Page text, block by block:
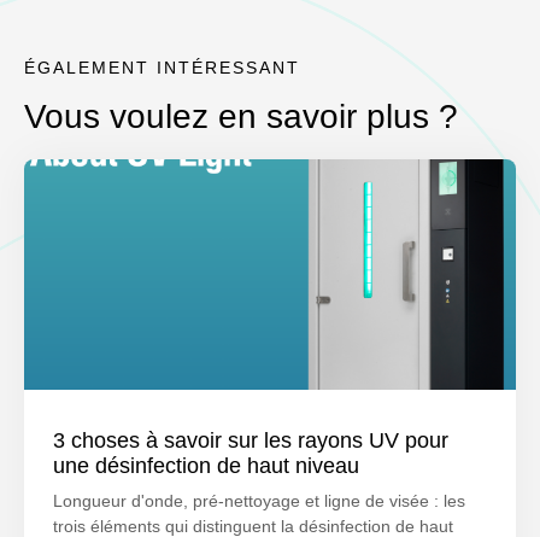
ÉGALEMENT INTÉRESSANT
Vous voulez en savoir plus ?
3 choses à savoir sur les rayons UV pour
une désinfection de haut niveau
Longueur d'onde, pré-nettoyage et ligne de visée : les
trois éléments qui distinguent la désinfection de haut